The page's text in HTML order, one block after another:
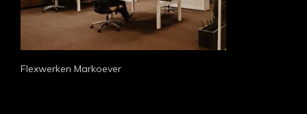
Flexwerken Markoever